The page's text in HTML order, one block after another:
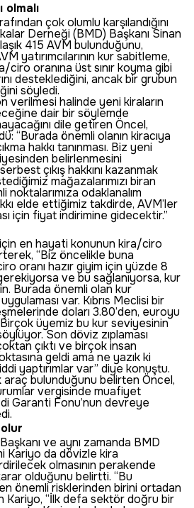
olmalı
çok olumlu karşılandığını
Derneği (BMD) Başkanı Sinan
415 AVM bulunduğunu,
yatırımcılarının kur sabitleme,
oranına üst sınır koyma gibi
desteklediğini, ancak bir grubun
söyledi.
verilmesi halinde yeni kiraların
dair bir söylemde
dile getiren Öncel,
“Burada önemli olanın kiracıya
hakkı tanınması. Biz yeni
belirlenmesini
çıkış hakkını kazanmak
mağazalarımızı biran
noktalarımıza odaklanalım
elde ettiğimiz takdirde, AVM’ler
için fiyat indirimine gidecektir.”
en hayati konunun kira/ciro
“Biz öncelikle buna
oranı hazır giyim için yüzde 8
ve bu sağlanıyorsa, kur
Burada önemli olan kur
var. Kıbrıs Meclisi bir
doları 3.80’den, euroyu
üyemiz bu kur seviyesinin
Son döviz zıplaması
çıktı ve birçok insan
geldi ama ne yazık ki
yaptırımlar var” diye konuştu.
bulunduğunu belirten Öncel,
vergisinde muafiyet
Garanti Fonu’nun devreye
ve aynı zamanda BMD
Kariyo da dövizle kira
olmasının perakende
olduğunu belirtti. “Bu
önemli risklerinden birini ortadan
Kariyo, “İlk defa sektör doğru bir